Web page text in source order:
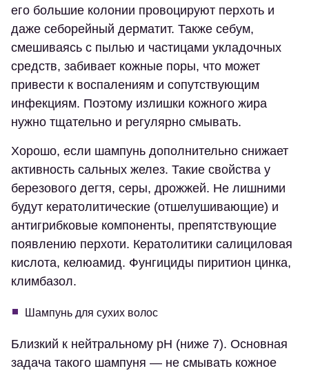
его большие колонии провоцируют перхоть и
даже себорейный дерматит. Также себум,
смешиваясь с пылью и частицами укладочных
средств, забивает кожные поры, что может
привести к воспалениям и сопутствующим
инфекциям. Поэтому излишки кожного жира
нужно тщательно и регулярно смывать.
Хорошо, если шампунь дополнительно снижает
активность сальных желез. Такие свойства у
березового дегтя, серы, дрожжей. Не лишними
будут кератолитические (отшелушивающие) и
антигрибковые компоненты, препятствующие
появлению перхоти. Кератолитики салициловая
кислота, келюамид. Фунгициды пиритион цинка,
климбазол.
Шампунь для сухих волос
Близкий к нейтральному pH (ниже 7). Основная
задача такого шампуня — не смывать кожное